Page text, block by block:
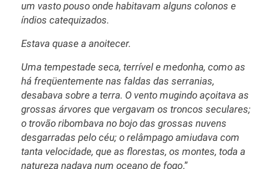
um vasto pouso onde habitavam alguns colonos e
índios catequizados.
Estava quase a anoitecer.
Uma tempestade seca, terrível e medonha, como as
há freqüentemente nas faldas das serranias,
desabava sobre a terra. O vento mugindo açoitava as
grossas árvores que vergavam os troncos seculares;
o trovão ribombava no bojo das grossas nuvens
desgarradas pelo céu; o relâmpago amiudava com
tanta velocidade, que as florestas, os montes, toda a
natureza nadava num oceano de fogo.”